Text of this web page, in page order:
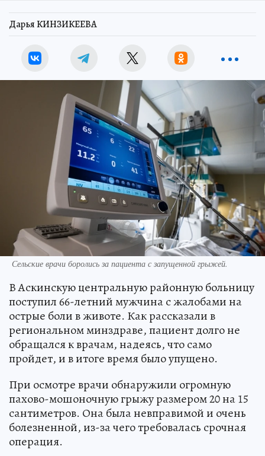
Дарья КИНЗИКЕЕВА
Сельские врачи боролись за пациента с запущенной грыжей.
В Аскинскую центральную районную больницу
поступил 66-летний мужчина с жалобами на
острые боли в животе. Как рассказали в
региональном минздраве, пациент долго не
обращался к врачам, надеясь, что само
пройдет, и в итоге время было упущено.
При осмотре врачи обнаружили огромную
пахово-мошоночную грыжу размером 20 на 15
сантиметров. Она была невправимой и очень
болезненной, из-за чего требовалась срочная
операция.